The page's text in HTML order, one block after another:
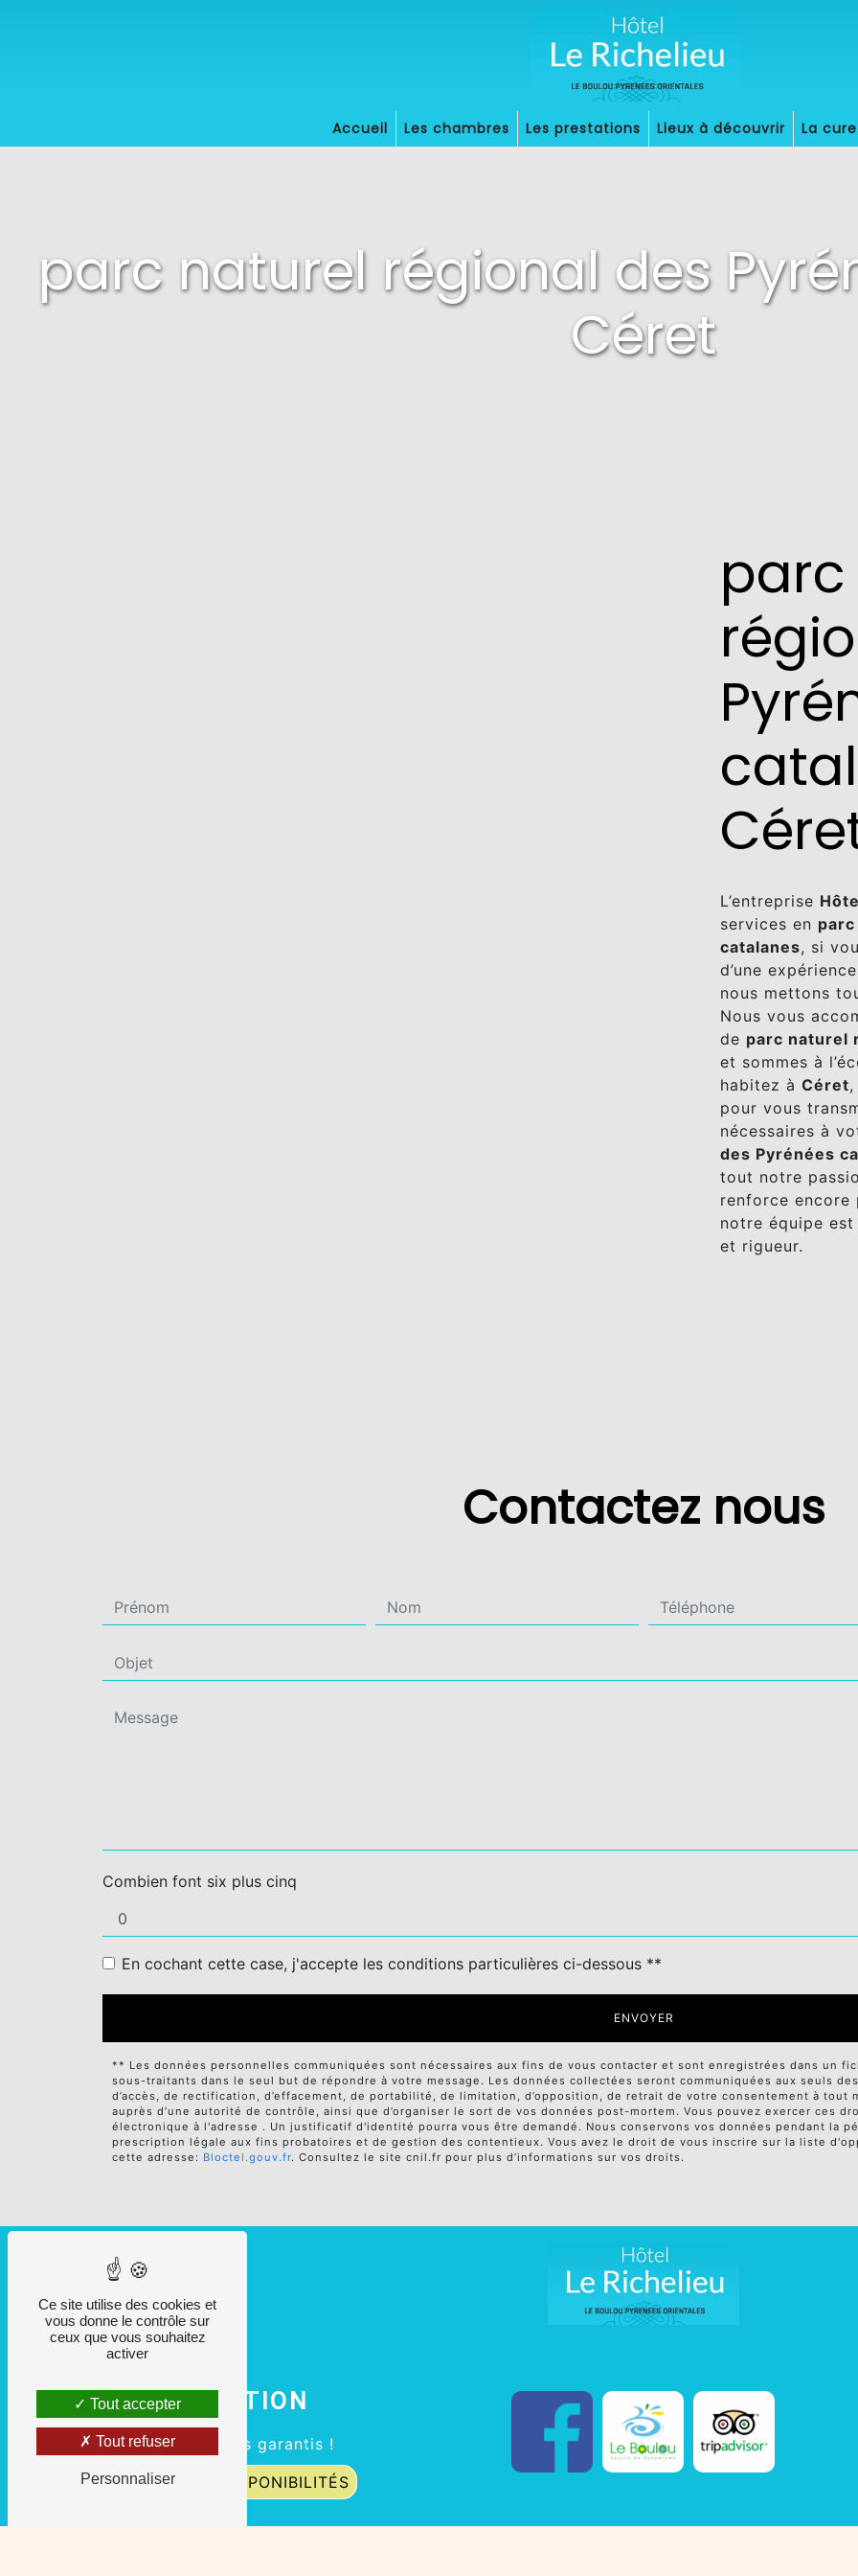
Accueil Les chambres Les prestations Lieux à découvrir La cure
parc naturel régional des
Céret
L’entreprise
services en
catalanes, si
d’une
nous mettons
Nous vous
de parc naturel
et sommes à
habitez à Céret
pour vous
nécessaires à
des Pyrénées
tout notre
renforce encore
notre équipe
et rigueur.
Contactez nous
Combien font six plus cinq
En cochant cette case, j'accepte les conditions particulières ci-dessous **
ENVOYER
** Les données personnelles communiquées sont nécessaires aux fins de vous contacter et sont enregistrées dans un
sous-traitants dans le seul but de répondre à votre message. Les données collectées seront communiquées aux seuls
d’accès, de rectification, d’effacement, de portabilité, de limitation, d’opposition, de retrait de votre consentement à tout
auprès d’une autorité de contrôle, ainsi que d’organiser le sort de vos données post-mortem. Vous pouvez exercer ces
électronique à l'adresse . Un justificatif d'identité pourra vous être demandé. Nous conservons vos données pendant la
prescription légale aux fins probatoires et de gestion des contentieux. Vous avez le droit de vous inscrire sur la liste
cette adresse: Bloctel.gouv.fr. Consultez le site cnil.fr pour plus d’informations sur vos droits.
RÉSERVATION
Les meilleurs tarifs garantis !
CONNAÎTRE LES DISPONIBILITÉS
Ce site utilise des cookies et
vous donne le contrôle sur
ceux que vous souhaitez
activer
Tout accepter
Tout refuser
Personnaliser